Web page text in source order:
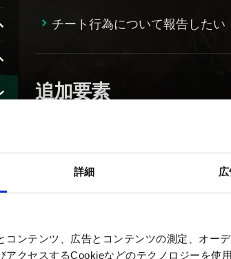
詳細
ンテンツ、広告とコンテンツの測定、オー
アクセスするCookieなどのテクノロジーを使
チート行為について報告したい
追加要素
『グウェント ウィッチャーカ
その他
グウェントマスターズ公式規則